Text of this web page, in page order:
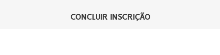
CONCLUIR INSCRIÇÃO